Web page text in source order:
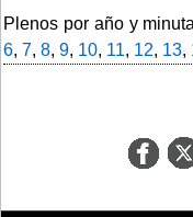
Plenos por año y
6, 7, 8, 9, 10, 11, 12, 13,